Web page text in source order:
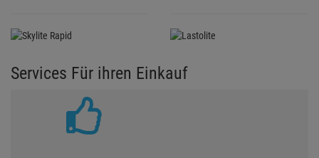
Services Für ihren Einkauf